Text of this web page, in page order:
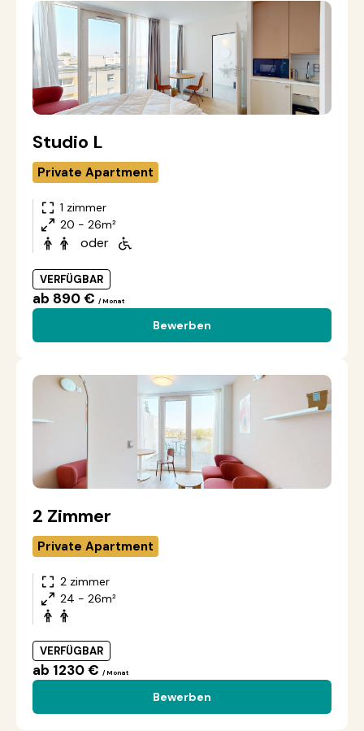
Studio L
Private Apartment
1 zimmer
20 - 26m²
oder
VERFÜGBAR
ab 890 € / Monat
Bewerben
2 Zimmer
Private Apartment
2 zimmer
24 - 26m²
VERFÜGBAR
ab 1230 € / Monat
Bewerben